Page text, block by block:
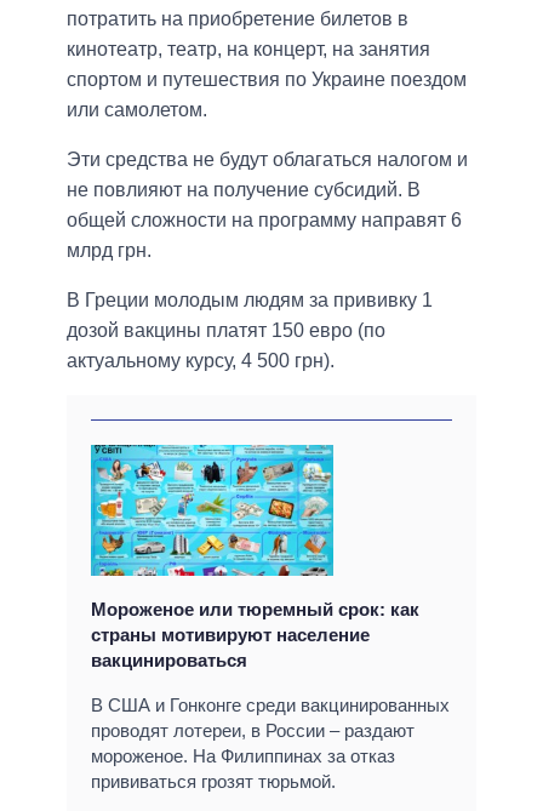
потратить на приобретение билетов в
кинотеатр, театр, на концерт, на занятия
спортом и путешествия по Украине поездом
или самолетом.
Эти средства не будут облагаться налогом и
не повлияют на получение субсидий. В
общей сложности на программу направят 6
млрд грн.
В Греции молодым людям за прививку 1
дозой вакцины платят 150 евро (по
актуальному курсу, 4 500 грн).
Мороженое или тюремный срок: как
страны мотивируют население
вакцинироваться
В США и Гонконге среди вакцинированных
проводят лотереи, в России – раздают
мороженое. На Филиппинах за отказ
прививаться грозят тюрьмой.